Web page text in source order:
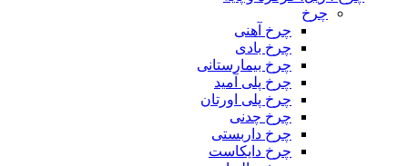
چرخ
چرخ آهنی
چرخ بادی
چرخ بیمارستانی
چرخ پلی آمید
چرخ پلی اورتان
چرخ چدنی
چرخ داربستی
چرخ دایکاست